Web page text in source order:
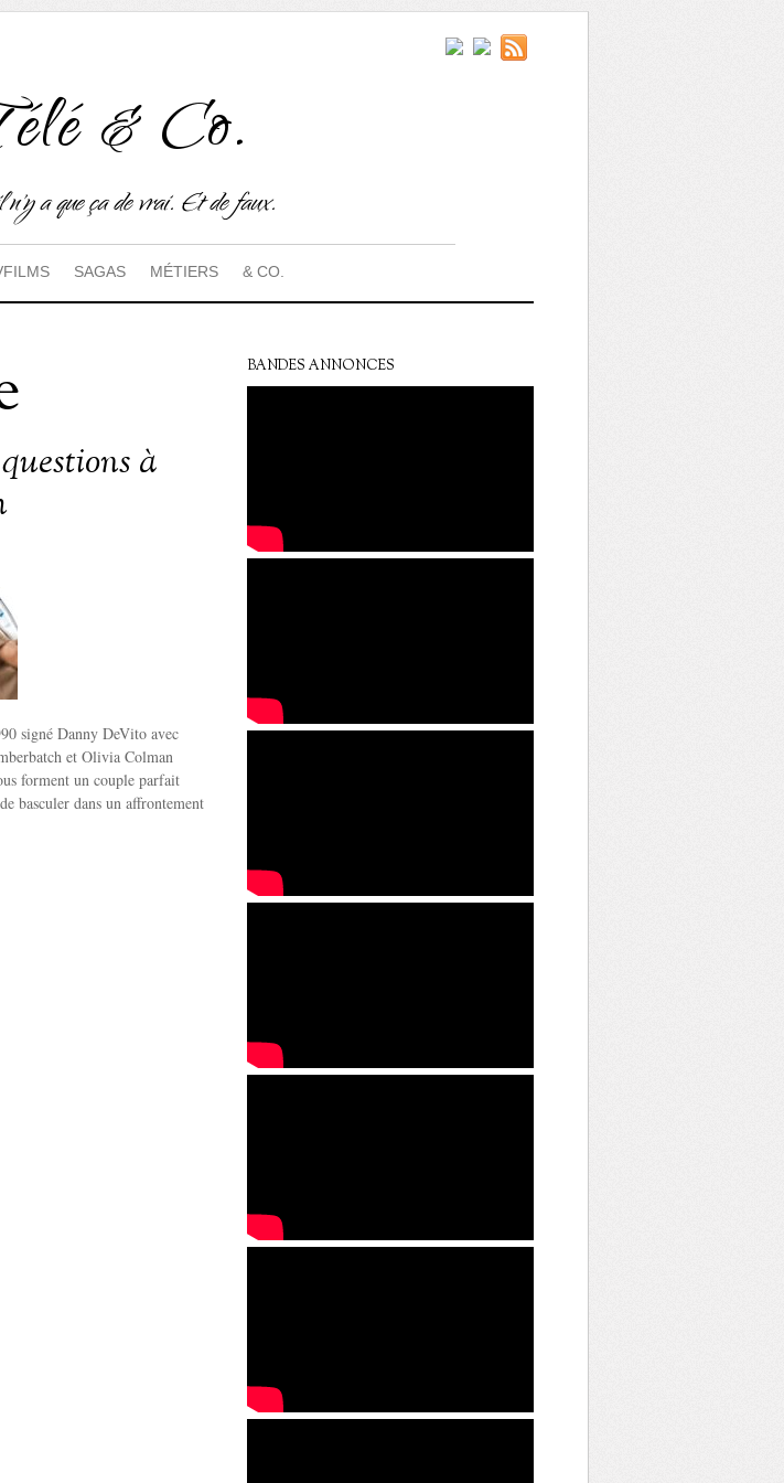
& Co.
n'y a que ça de vrai. Et de faux.
SAGAS MÉTIERS & CO.
à
signé Danny DeVito avec
et Olivia Colman
forment un couple parfait
basculer dans un affrontement
BANDES ANNONCES